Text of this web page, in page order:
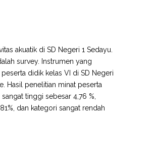
akuatik di SD Negeri 1 Sedayu.
survey. Instrumen yang
didik kelas VI di SD Negeri
Hasil penelitian minat peserta
tinggi sebesar 4,76 %,
dan kategori sangat rendah